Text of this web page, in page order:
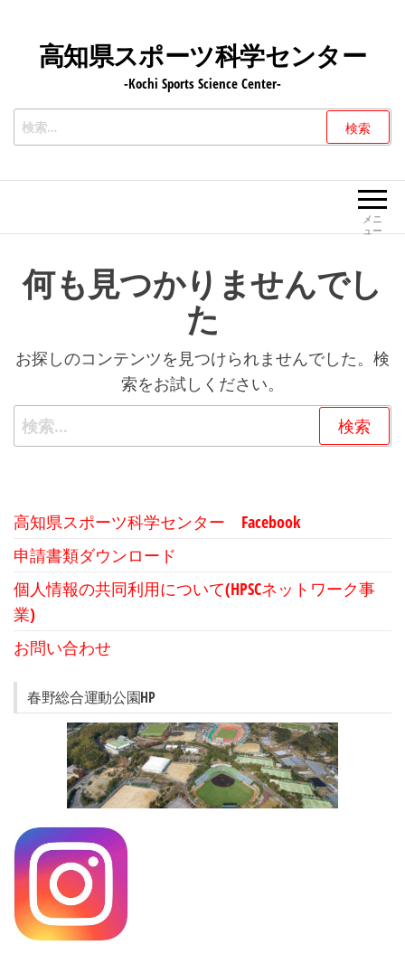
ツ
へ
プ
高知県スポーツ科学センター
-Kochi Sports Science Center-
検
索:
メニ
ュー
何も見つかりませんでし
た
お探しのコンテンツを見つけられませんでした。検
索をお試しください。
索:
高知県スポーツ科学センター Facebook
申請書類ダウンロード
個人情報の共同利用について(HPSCネットワーク事
業)
お問い合わせ
春野総合運動公園HP